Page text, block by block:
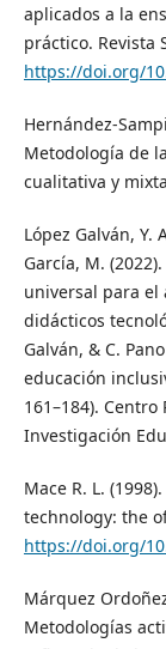
aplicados a la
práctico. Revista
https://doi.org/
Hernández-
Metodología de
cualitativa y
López Galván, Y.
García, M.
universal para el
didácticos
Galván, & C.
educación
161–184).
Investigación
Mace R. L.
technology: the
https://doi.org/
Márquez
Metodologías